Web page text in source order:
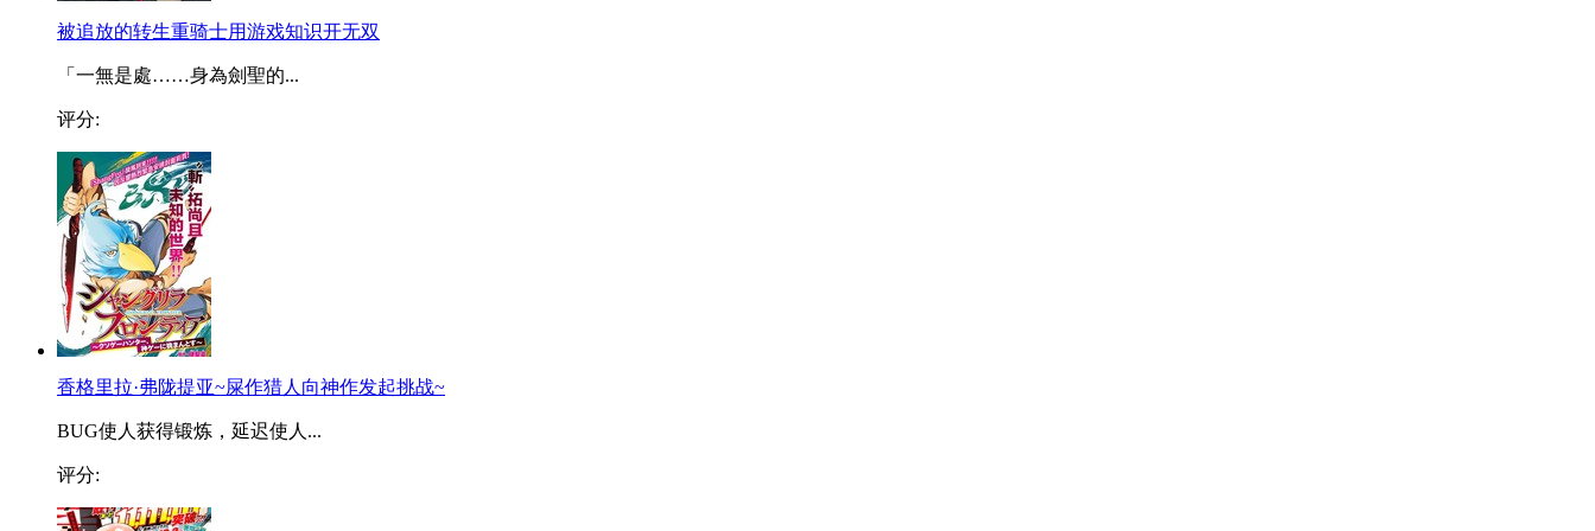
被追放的转生重骑士用游戏知识开无双
「一無是處……身為劍聖的...
评分:
香格里拉·弗陇提亚~屎作猎人向神作发起挑战~
BUG使人获得锻炼，延迟使人...
评分: